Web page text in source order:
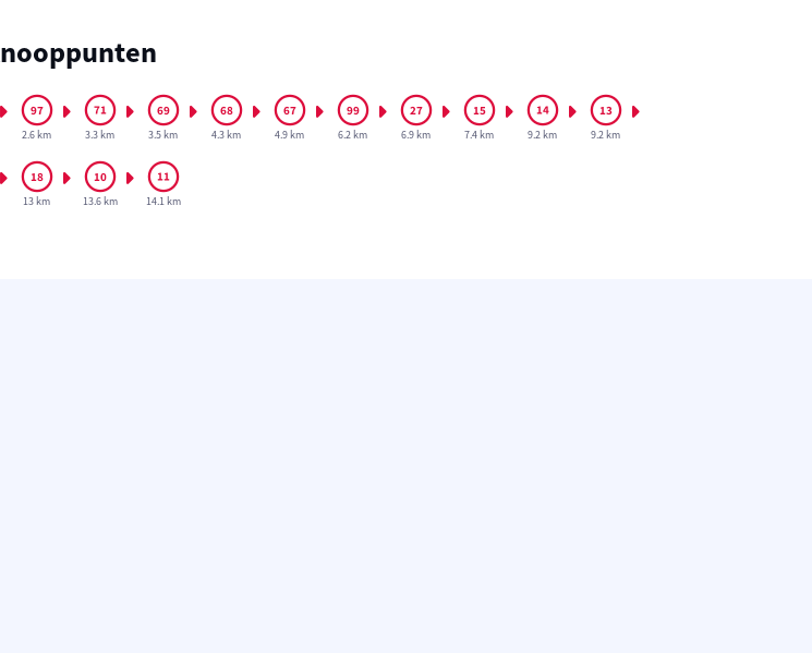
2.6 km 3.3 km 3.5 km 4.3 km 4.9 km 6.2 km 6.9 km 7.4 km 9.2 km 9.2 km
13 km 13.6 km 14.1 km